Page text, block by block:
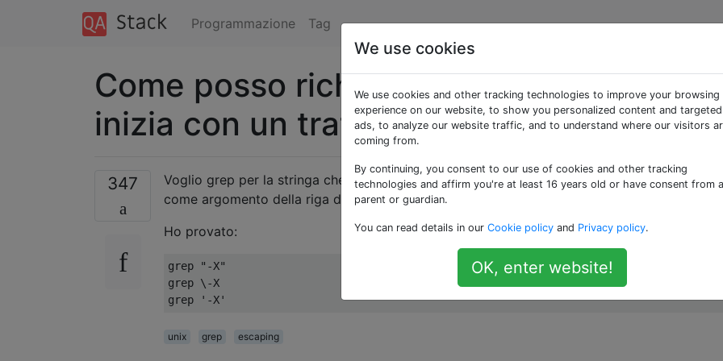
Programmazione Tag
Come posso richiedere una stringa che
inizia con un trattino / trattino?
347 Voglio grep per la stringa che inizia con un trattino / trattino, come -X in un file, ma lo
come argomento della riga di comando.
Ho provato:
grep "-X"
grep \-X
unix grep escaping
We use cookies
We use cookies and other tracking technologies to improve your browsing
experience on our website, to show you personalized content and targeted
ads, to analyze our website traffic, and to understand where our visitors
coming from.
By continuing, you consent to our use of cookies and other tracking
technologies and affirm you're at least 16 years old or have consent from a
parent or guardian.
You can read details in our Cookie policy and Privacy policy.
OK, enter website!